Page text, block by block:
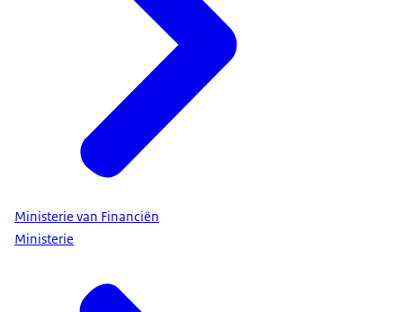
Ministerie van Financiën
Ministerie